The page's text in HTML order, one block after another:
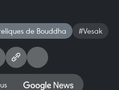
de Bouddha #Vesak